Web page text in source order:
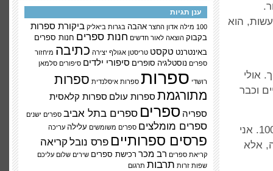
הוא
אולי
וכבר
הרבה מאיתנו מוצאים את הכתיבה כשותפה לדרך דווקא כשלא הכל 100%. אני
אלא
ענן תגיות
100 מילה אדון החצר אהבה בגרות ביאליק ביקורת ספרות
בקבוק הוצאה לאור חדשים חנות ספרים חנות ספרים
באינטרנט טקסט טריסטן אגולף יצירה כתיבה מיחזור
ספרים נוסטלגיה סופרים סיפורי ילדים סיפורים סלמאן
רושדי ספרות ספרות איסלנדית ספרות
מתורגמת ספרות עולם ספרות קלאסית
ספריה ספרים ספרים בתל אביב ספרים ישנים
ספרים מומלצים ספרים משומשים עלילה עריכה
פרסים ספרותיים פרס נובל קריאה
קריאת ספרים רב מכר רכישת ספרים שירים שלום עליכם
שפות זרות תרבות תרגום